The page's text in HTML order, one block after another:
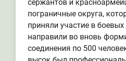
сержантов и
пограничные округа,
приняли участие в
направили во вновь
соединения по 500